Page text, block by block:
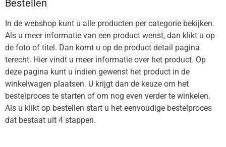
Bestellen
In de webshop kunt u alle producten per categorie bekijken.
Als u meer informatie van een product wenst, dan klikt u op
de foto of titel. Dan komt u op de product detail pagina
terecht. Hier vindt u meer informatie over het product. Op
deze pagina kunt u indien gewenst het product in de
winkelwagen plaatsen. U krijgt dan de keuze om het
bestelproces te starten of om nog even verder te winkelen.
Als u klikt op bestellen start u het eenvoudige bestelproces
dat bestaat uit 4 stappen.